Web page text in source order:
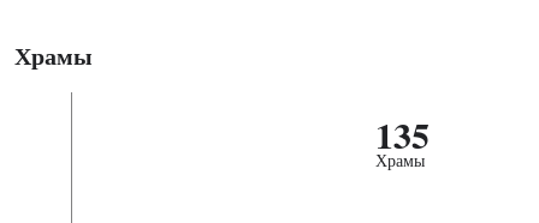
Храмы
135
Храмы